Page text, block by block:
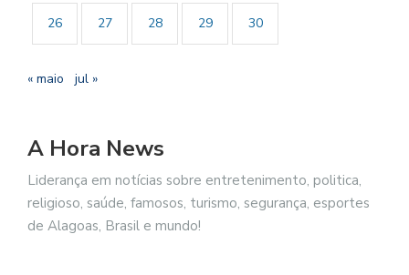
26 27 28 29 30
« maio jul »
A Hora News
Liderança em notícias sobre entretenimento, politica,
religioso, saúde, famosos, turismo, segurança, esportes
de Alagoas, Brasil e mundo!